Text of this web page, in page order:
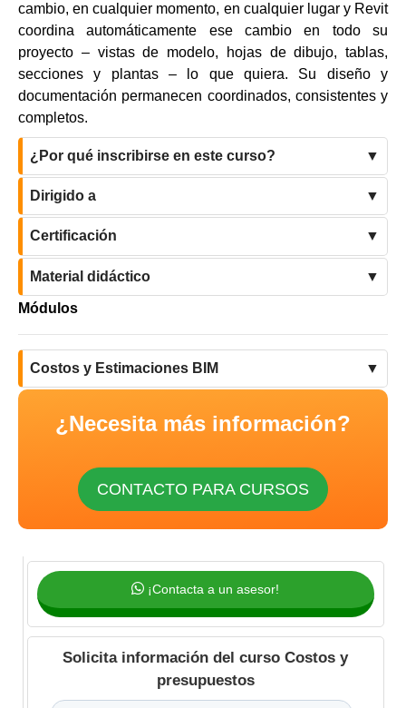
cambio, en cualquier momento, en cualquier lugar y Revit
coordina automáticamente ese cambio en todo su
proyecto – vistas de modelo, hojas de dibujo, tablas,
secciones y plantas – lo que quiera. Su diseño y
documentación permanecen coordinados, consistentes y
completos.
¿Por qué inscribirse en este curso?
Dirigido a
Certificación
Material didáctico
Módulos
Costos y Estimaciones BIM
¿Necesita más información?
CONTACTO PARA CURSOS
¡Contacta a un asesor!
Solicita información del curso Costos y
presupuestos